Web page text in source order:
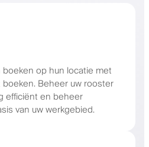
op hun locatie met
Beheer uw rooster
efficiënt en beheer
van uw werkgebied.